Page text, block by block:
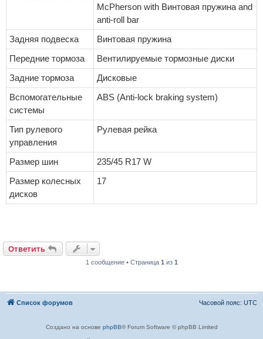
McPherson with Винтовая пружина and
anti-roll bar
Задняя подвеска
Винтовая пружина
Передние тормоза
Вентилируемые тормозные диски
Задние тормоза
Дисковые
Вспомогательные
системы
ABS (Anti-lock braking system)
Тип рулевого
управления
Рулевая рейка
Размер шин
235/45 R17 W
Размер колесных
дисков
17
Ответить
1 сообщение • Страница 1 из 1
Список форумов Часовой пояс: UTC
Создано на основе phpBB® Forum Software © phpBB Limited